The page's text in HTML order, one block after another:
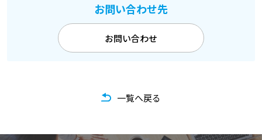
お問い合わせ先
お問い合わせ
一覧へ戻る